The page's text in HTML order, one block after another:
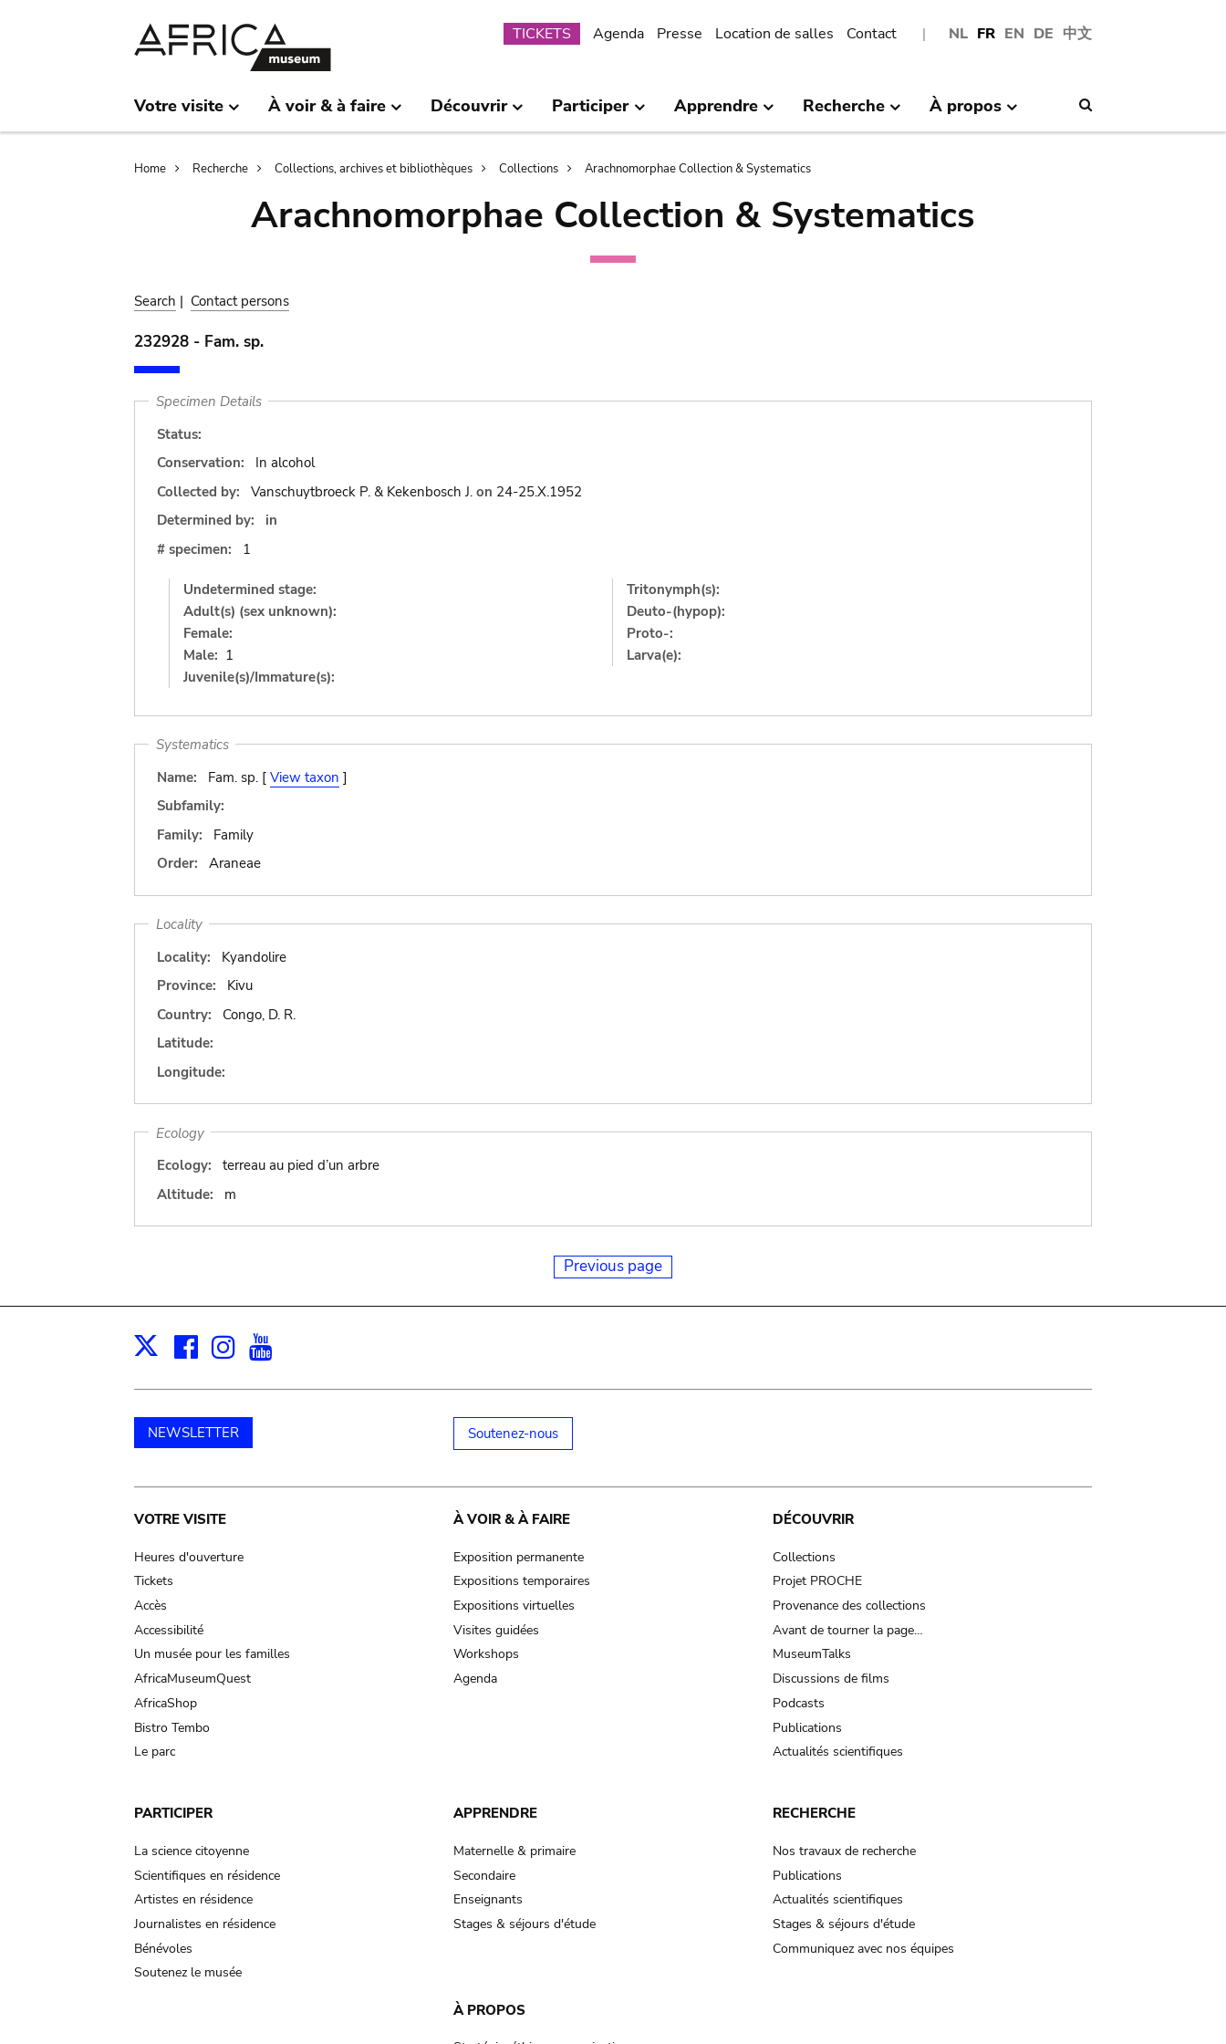
NL FR EN DE 中文
Submenu
TICKETS Agenda Presse Location de salles Contact
Votre visite À voir & à faire Découvrir Participer Apprendre Recherche À propos
Breadcrumb
Home Recherche Collections, archives et bibliothèques Collections Arachnomorphae Collection & Systematics
Arachnomorphae Collection & Systematics
Search | Contact persons
232928 - Fam. sp.
Specimen Details
Status:
Conservation:
In alcohol
Collected by:
Vanschuytbroeck P. & Kekenbosch J. on 24-25.X.1952
Determined by:
in
# specimen:
1
Undetermined stage:
Adult(s) (sex unknown):
Female:
Male: 1
Juvenile(s)/Immature(s):
Tritonymph(s):
Deuto-(hypop):
Proto-:
Larva(e):
Systematics
Name:
Fam. sp. [ View taxon ]
Subfamily:
Family:
Family
Order:
Araneae
Locality
Locality:
Kyandolire
Province:
Kivu
Country:
Congo, D. R.
Latitude:
Longitude:
Ecology
Ecology:
terreau au pied d’un arbre
Altitude:
m
Previous page
X Facebook
Instagram
NEWSLETTER Soutenez-nous
Main
navigation
VOTRE VISITE
Heures d'ouverture
Tickets
Accès
Accessibilité
Un musée pour les familles
AfricaMuseumQuest
AfricaShop
Bistro Tembo
Le parc
À VOIR & À FAIRE
Exposition permanente
Expositions temporaires
Expositions virtuelles
Visites guidées
Workshops
Agenda
DÉCOUVRIR
Collections
Projet PROCHE
Provenance des collections
Avant de tourner la page…
MuseumTalks
Discussions de films
Podcasts
Publications
Actualités scientifiques
PARTICIPER
La science citoyenne
Scientifiques en résidence
Artistes en résidence
Journalistes en résidence
Bénévoles
Soutenez le musée
APPRENDRE
Maternelle & primaire
Secondaire
Enseignants
Stages & séjours d'étude
RECHERCHE
Nos travaux de recherche
Publications
Actualités scientifiques
Stages & séjours d'étude
Communiquez avec nos équipes
À PROPOS